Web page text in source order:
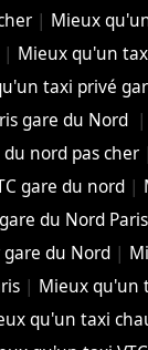
| Mieux
| Mieux qu'un
taxi privé
gare du Nord |
nord pas cher|
gare du nord |
du Nord Paris
du Nord|
| Mieux qu'un
qu'un taxi